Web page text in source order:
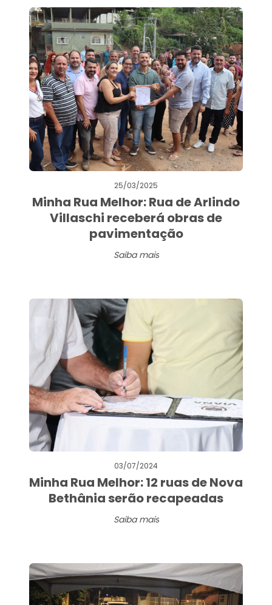
25/03/2025
Minha Rua Melhor: Rua de Arlindo
Villaschi receberá obras de
pavimentação
Saiba mais
03/07/2024
Minha Rua Melhor: 12 ruas de Nova
Bethânia serão recapeadas
Saiba mais